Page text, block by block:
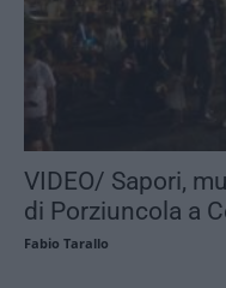
VIDEO/ Sapori,
di Porziuncola a
Fabio Tarallo